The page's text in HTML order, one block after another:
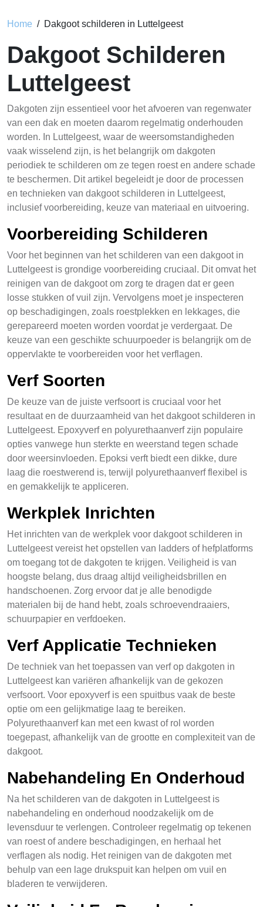
Home Dakgoot schilderen in Luttelgeest
Dakgoot Schilderen
Luttelgeest
Dakgoten zijn essentieel voor het afvoeren van regenwater
van een dak en moeten daarom regelmatig onderhouden
worden. In Luttelgeest, waar de weersomstandigheden
vaak wisselend zijn, is het belangrijk om dakgoten
periodiek te schilderen om ze tegen roest en andere schade
te beschermen. Dit artikel begeleidt je door de processen
en technieken van dakgoot schilderen in Luttelgeest,
inclusief voorbereiding, keuze van materiaal en uitvoering.
Voorbereiding Schilderen
Voor het beginnen van het schilderen van een dakgoot in
Luttelgeest is grondige voorbereiding cruciaal. Dit omvat het
reinigen van de dakgoot om zorg te dragen dat er geen
losse stukken of vuil zijn. Vervolgens moet je inspecteren
op beschadigingen, zoals roestplekken en lekkages, die
gerepareerd moeten worden voordat je verdergaat. De
keuze van een geschikte schuurpoeder is belangrijk om de
oppervlakte te voorbereiden voor het verflagen.
Verf Soorten
De keuze van de juiste verfsoort is cruciaal voor het
resultaat en de duurzaamheid van het dakgoot schilderen in
Luttelgeest. Epoxyverf en polyurethaanverf zijn populaire
opties vanwege hun sterkte en weerstand tegen schade
door weersinvloeden. Epoksi verft biedt een dikke, dure
laag die roestwerend is, terwijl polyurethaanverf flexibel is
en gemakkelijk te appliceren.
Werkplek Inrichten
Het inrichten van de werkplek voor dakgoot schilderen in
Luttelgeest vereist het opstellen van ladders of hefplatforms
om toegang tot de dakgoten te krijgen. Veiligheid is van
hoogste belang, dus draag altijd veiligheidsbrillen en
handschoenen. Zorg ervoor dat je alle benodigde
materialen bij de hand hebt, zoals schroevendraaiers,
schuurpapier en verfdoeken.
Verf Applicatie Technieken
De techniek van het toepassen van verf op dakgoten in
Luttelgeest kan variëren afhankelijk van de gekozen
verfsoort. Voor epoxyverf is een spuitbus vaak de beste
optie om een gelijkmatige laag te bereiken.
Polyurethaanverf kan met een kwast of rol worden
toegepast, afhankelijk van de grootte en complexiteit van de
dakgoot.
Nabehandeling En Onderhoud
Na het schilderen van de dakgoten in Luttelgeest is
nabehandeling en onderhoud noodzakelijk om de
levensduur te verlengen. Controleer regelmatig op tekenen
van roest of andere beschadigingen, en herhaal het
verflagen als nodig. Het reinigen van de dakgoten met
behulp van een lage drukspuit kan helpen om vuil en
bladeren te verwijderen.